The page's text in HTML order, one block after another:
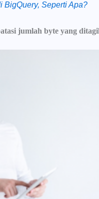
BigQuery, Seperti Apa?
jumlah byte yang